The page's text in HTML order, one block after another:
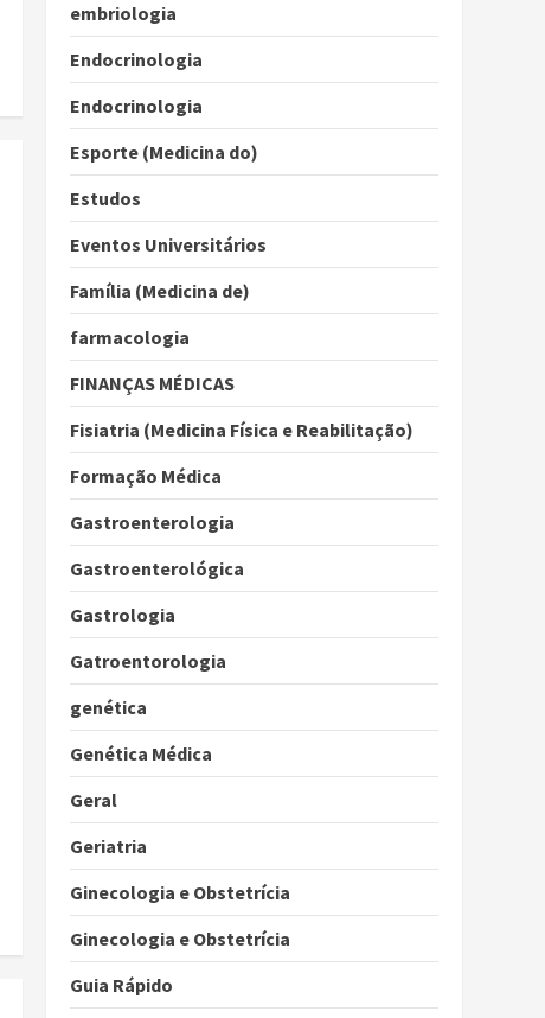
embriologia
Endocrinologia
Endocrinologia
Esporte (Medicina do)
Estudos
Eventos Universitários
Família (Medicina de)
farmacologia
FINANÇAS MÉDICAS
Fisiatria (Medicina Física e Reabilitação)
Formação Médica
Gastroenterologia
Gastroenterológica
Gastrologia
Gatroentorologia
genética
Genética Médica
Geral
Geriatria
Ginecologia e Obstetrícia
Ginecologia e Obstetrícia
Guia Rápido